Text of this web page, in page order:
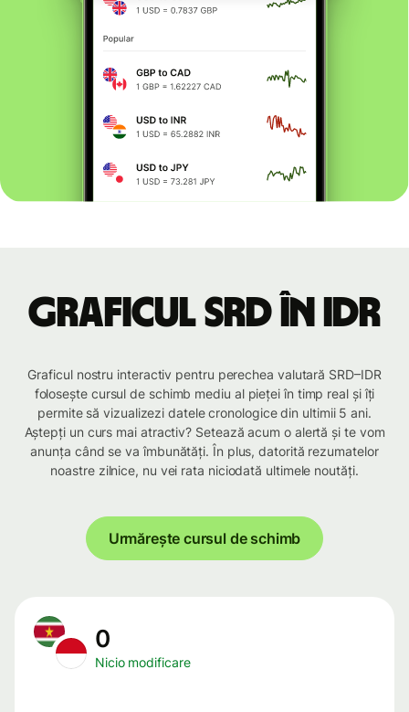
Graficul SRD în IDR
Graficul nostru interactiv pentru perechea valutară SRD–IDR
folosește cursul de schimb mediu al pieței în timp real și îți
permite să vizualizezi datele cronologice din ultimii 5 ani.
Aștepți un curs mai atractiv? Setează acum o alertă și te vom
anunța când se va îmbunătăți. În plus, datorită rezumatelor
noastre zilnice, nu vei rata niciodată ultimele noutăți.
Urmărește cursul de schimb
0
Nicio modificare